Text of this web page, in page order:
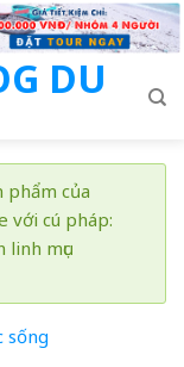
DU
phẩm của
với cú pháp:
mục
sống